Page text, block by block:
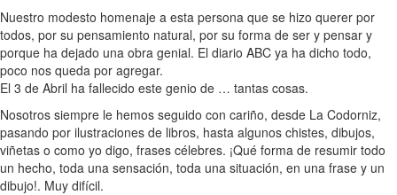
Nuestro modesto homenaje a esta persona que se hizo querer por
todos, por su pensamiento natural, por su forma de ser y pensar y
porque ha dejado una obra genial. El diario ABC ya ha dicho todo,
poco nos queda por agregar.
El 3 de Abril ha fallecido este genio de … tantas cosas.
Nosotros siempre le hemos seguido con cariño, desde La Codorniz,
pasando por ilustraciones de libros, hasta algunos chistes, dibujos,
viñetas o como yo digo, frases célebres. ¡Qué forma de resumir todo
un hecho, toda una sensación, toda una situación, en una frase y un
dibujo!. Muy difícil.